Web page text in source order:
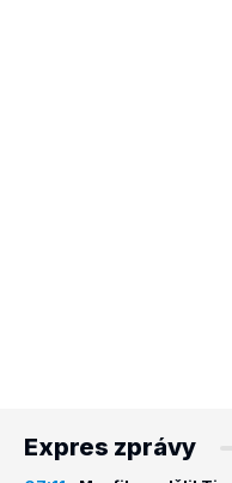
Expres zprávy